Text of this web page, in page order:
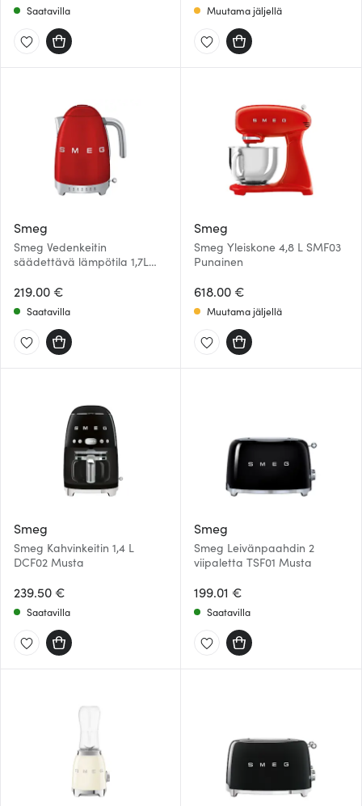
Saatavilla Muutama jäljellä
Smeg
Smeg Vedenkeitin
säädettävä lämpötila 1,7L
219.00 €
Saatavilla
Smeg
Smeg Yleiskone 4,8 L SMF03
Punainen
618.00 €
Muutama jäljellä
Smeg
Smeg Kahvinkeitin 1,4 L
DCF02 Musta
239.50 €
Saatavilla
Smeg
Smeg Leivänpaahdin 2
viipaletta TSF01 Musta
199.01 €
Saatavilla